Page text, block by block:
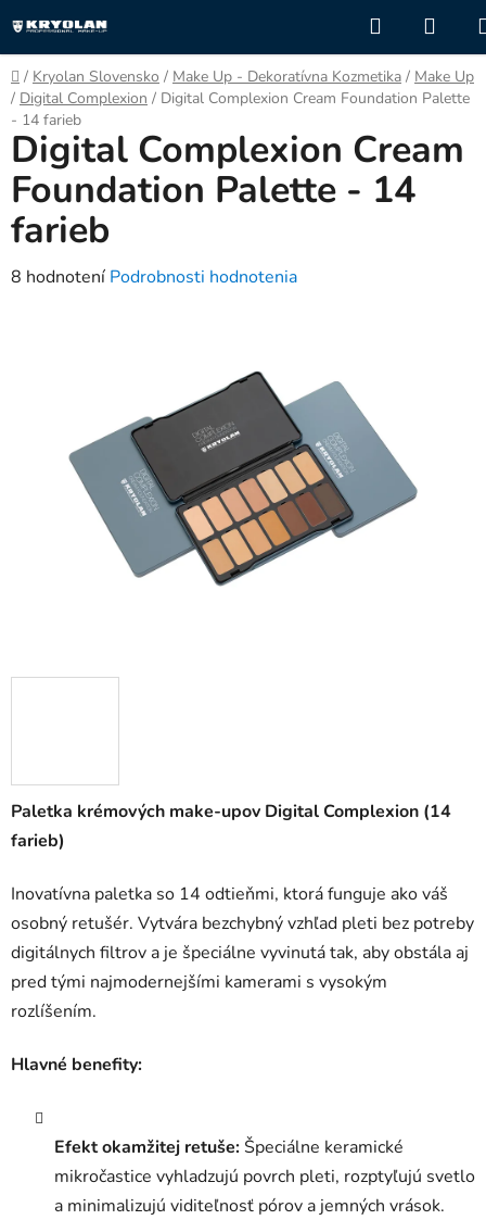
na
obsah
Hľadať
Domov
/ Kryolan Slovensko / Make Up - Dekoratívna Kozmetika / Make Up
/ Digital Complexion / Digital Complexion Cream Foundation Palette
- 14 farieb
Paletka krémových make-upov Digital Complexion (14
farieb)
Inovatívna paletka so 14 odtieňmi, ktorá funguje ako váš
osobný retušér. Vytvára bezchybný vzhľad pleti bez potreby
digitálnych filtrov a je špeciálne vyvinutá tak, aby obstála aj
pred tými najmodernejšími kamerami s vysokým
rozlíšením.
Hlavné benefity:
Efekt okamžitej retuše:Špeciálne keramické
mikročastice vyhladzujú povrch pleti, rozptyľujú svetlo
a minimalizujú viditeľnosť pórov a jemných vrások.
Digital Complexion Cream
Foundation Palette - 14
farieb
Priemerné
hviezdičiek.
8 hodnotení Podrobnosti hodnotenia